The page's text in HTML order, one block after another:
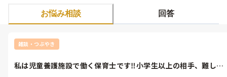
お悩み相談 回答
雑談・つぶやき
私は児童養護施設で働く保育士です‼小学生以上の相手、難しい